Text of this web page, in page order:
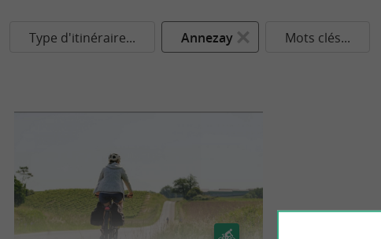
Type d'itinéraire... Annezay Mots clés...